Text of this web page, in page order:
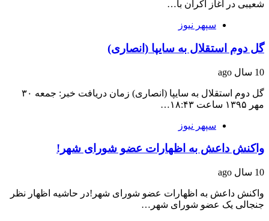
شعیبی در آغاز اکران با…
سپهر نیوز
گل دوم استقلال به سایپا (انصاری)
10 سال ago
گل دوم استقلال به سایپا (انصاری) زمان دریافت خبر: جمعه ۳۰
مهر ۱۳۹۵ ساعت ۱۸:۴۳…
سپهر نیوز
واکنش داعش به اظهارات عضو شورای شهر!
10 سال ago
واکنش داعش به اظهارات عضو شورای شهر!در حاشیه اظهار نظر
جنجالی یک عضو شورای شهر…